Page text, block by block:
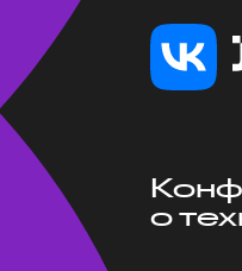
о